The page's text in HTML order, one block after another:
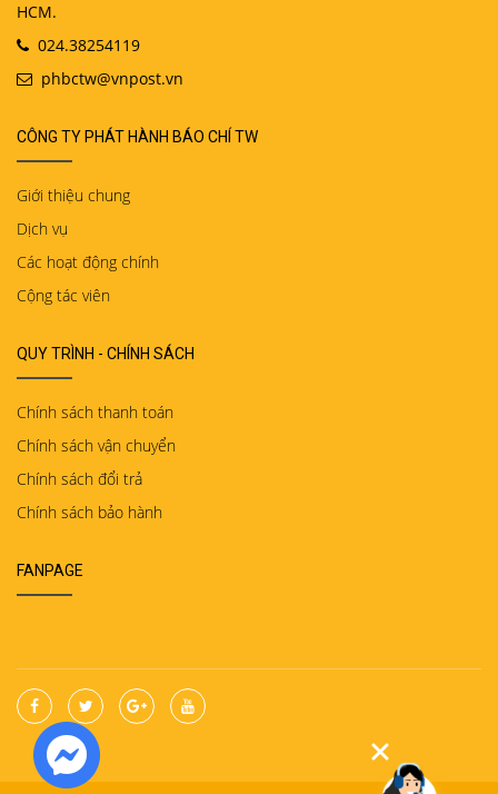
HCM.
024.38254119
phbctw@vnpost.vn
CÔNG TY PHÁT HÀNH BÁO CHÍ TW
Giới thiệu chung
Dịch vụ
Các hoạt động chính
Cộng tác viên
QUY TRÌNH - CHÍNH SÁCH
Chính sách thanh toán
Chính sách vận chuyển
Chính sách đổi trả
Chính sách bảo hành
FANPAGE